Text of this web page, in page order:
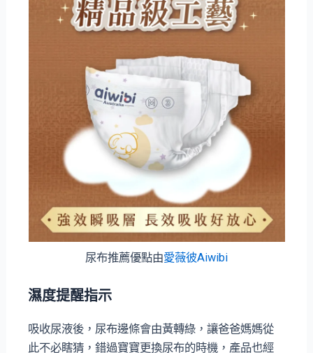
尿布推薦優點由愛薇彼Aiwibi
濕度提醒指示
吸收尿液後，尿布邊條會由黃轉綠，讓爸爸媽媽從
此不必瞎猜，錯過寶寶更換尿布的時機，產品也經